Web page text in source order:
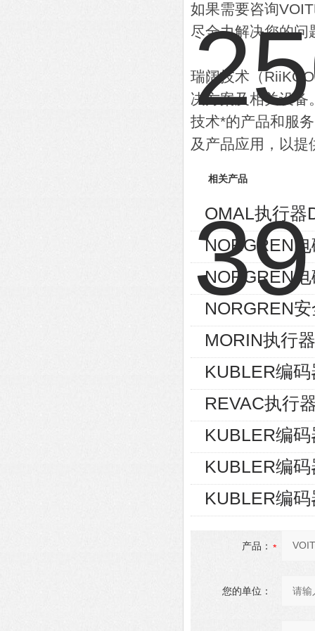
如果需要咨询
尽全力解决您的问
瑞阔技术（
决方案及相关设备
技术*的产品和服
及产品应用，以提
相关产品
OMAL执行器
NORGREN
NORGREN
NORGREN
MORIN执行
KUBLER编
REVAC执行
KUBLER编
KUBLER编
KUBLER编
产品：
您的单位：